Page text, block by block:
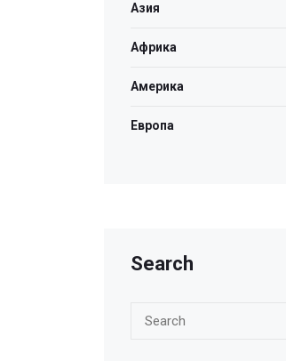
Азия
Африка
Америка
Европа
Search